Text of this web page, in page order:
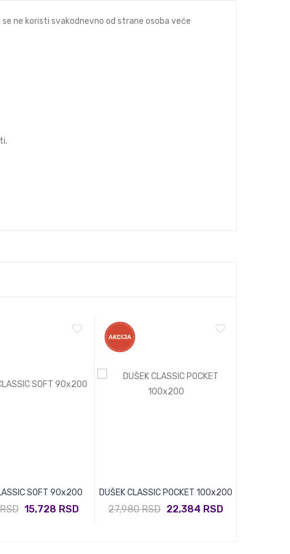
se ne koristi svakodnevno od strane osoba veće
SOFT 90x200
15,728 RSD
DUŠEK CLASSIC POCKET 100x200
27,980 RSD 22,384 RSD